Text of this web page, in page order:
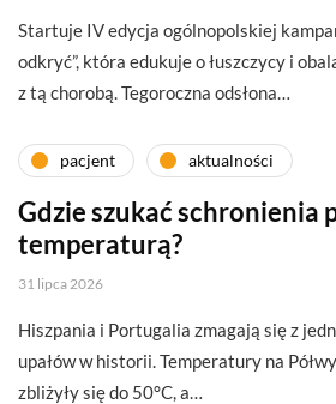
Startuje IV edycja ogólnopolskiej
odkryć”, która edukuje o łuszczycy i
z tą chorobą. Tegoroczna odsłona…
pacjent aktualności
Gdzie szukać schronienia
temperaturą?
31 lipca 2026
Hiszpania i Portugalia zmagają się z
upałów w historii. Temperatury na
zbliżyły się do 50°C, a…